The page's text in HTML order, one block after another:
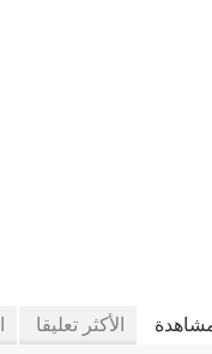
مشاهدة الأكثر تعليقا